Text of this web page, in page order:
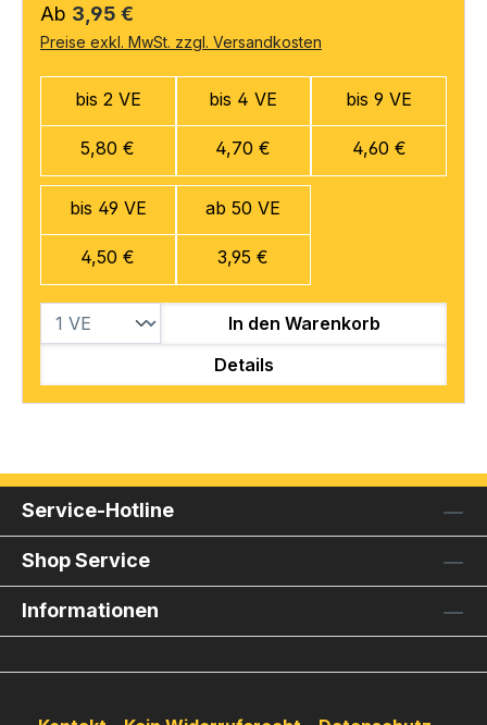
Regulärer Preis:
Ab 3,95 €
Preise exkl. MwSt. zzgl. Versandkosten
bis 2 VE
5,80 €
bis 4 VE
4,70 €
bis 9 VE
4,60 €
bis 49 VE
4,50 €
ab 50 VE
3,95 €
In den Warenkorb
Details
Service-Hotline
Shop Service
Informationen